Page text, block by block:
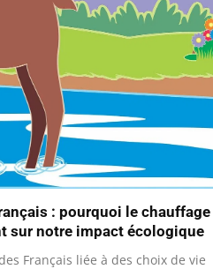
: pourquoi le
sur notre impact écologique
Français liée à des choix de vie